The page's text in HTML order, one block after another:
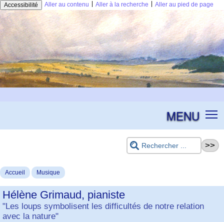
Accessibilité Aller au contenu Aller à la recherche Aller au pied de page
MENU
Accueil Musique
Hélène Grimaud, pianiste
"Les loups symbolisent les difficultés de notre relation
avec la nature"